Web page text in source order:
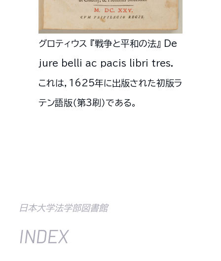
グロティウス 『戦争と平和の法』 De
jure belli ac pacis libri tres.
これは，1625年に出版された初版ラ
テン語版（第3刷）である。
日本大学法学部図書館
INDEX